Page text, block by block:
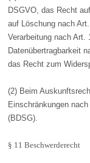
DSGVO, das Recht
auf Löschung nach
Verarbeitung nach
Datenübertragbarkeit
das Recht zum
(2) Beim
Einschränkungen
(BDSG).
§ 11 Beschwerderecht